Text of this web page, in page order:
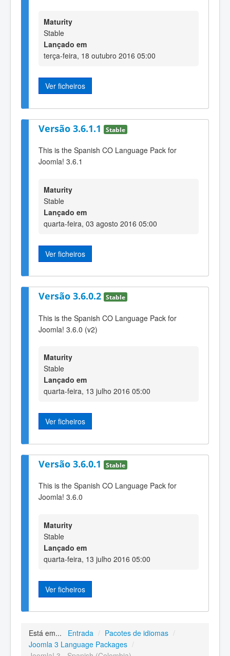
Maturity
Stable
Lançado em
terça-feira, 18 outubro 2016 05:00
Ver ficheiros
Versão 3.6.1.1 Stable
This is the Spanish CO Language Pack for
Joomla! 3.6.1
Maturity
Stable
Lançado em
quarta-feira, 03 agosto 2016 05:00
Ver ficheiros
Versão 3.6.0.2 Stable
This is the Spanish CO Language Pack for
Joomla! 3.6.0 (v2)
Maturity
Stable
Lançado em
quarta-feira, 13 julho 2016 05:00
Ver ficheiros
Versão 3.6.0.1 Stable
This is the Spanish CO Language Pack for
Joomla! 3.6.0
Maturity
Stable
Lançado em
quarta-feira, 13 julho 2016 05:00
Ver ficheiros
Está em... Entrada / Pacotes de idiomas /
Joomla 3 Language Packages /